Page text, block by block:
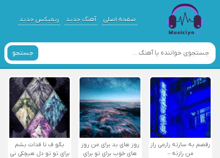
صفحه اصلی آهنگ جدید ریمیکس جدید
جستجو
رقصم به سازته رازمی راز
من رازته –
روز های بد برای من روز
های خوب برای تو برای
بگو ف تا فدات بشم
برای تو تو دل هیچکی نی